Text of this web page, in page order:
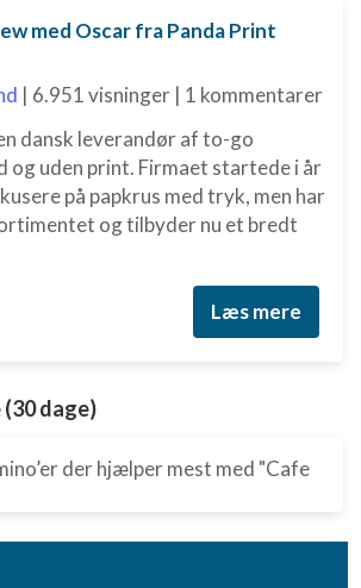
med Oscar fra Panda Print
| 6.951 visninger | 1 kommentarer
dansk leverandør af to-go
og uden print. Firmaet startede i år
på papkrus med tryk, men har
og tilbyder nu et bredt
Læs mere
dage)
der hjælper mest med "Cafe